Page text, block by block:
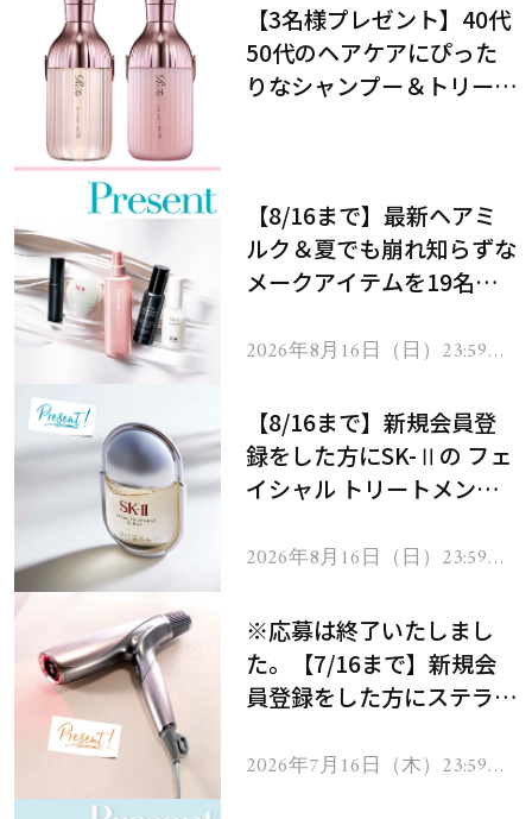
【3名様プレゼント】40代
50代のヘアケアにぴった
りなシャンプー＆トリート
【8/16まで】最新ヘアミ
ルク＆夏でも崩れ知らずな
メークアイテムを19名様
2026年8月16日（日）23:59ま
【8/16まで】新規会員登
録をした方にSK-Ⅱの フェ
イシャル トリートメント
2026年8月16日（日）23:59ま
※応募は終了いたしまし
た。【7/16まで】新規会
員登録をした方にステラボ
ヘアドライヤー ジュエル
2026年7月16日（木）23:59ま